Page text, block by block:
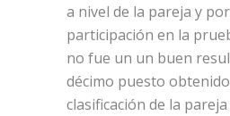
a nivel de la pareja y
participación en la
no fue un un buen
décimo puesto
clasificación de la